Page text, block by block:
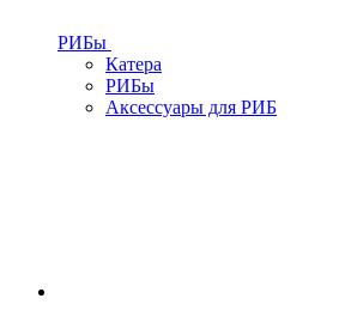
РИБы
Катера
РИБы
Аксессуары для РИБ